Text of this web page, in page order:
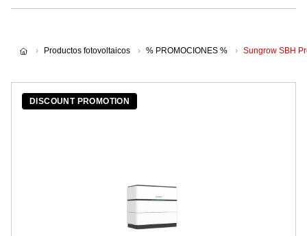
Productos fotovoltaicos % PROMOCIONES % Sungrow SBH
DISCOUNT PROMOTION